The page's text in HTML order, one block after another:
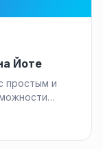
Йоте
простым и